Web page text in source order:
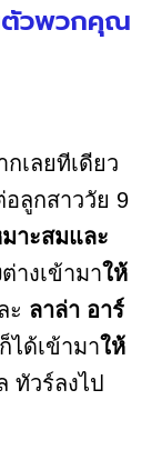
วพวกคุณ
เลยทีเดียว
ลูกสาววัย 9
มาะสมและ
ต่างเข้ามาให้
ะ ลาล่า อาร์
ได้เข้ามาให้
ทัวร์ลงไป